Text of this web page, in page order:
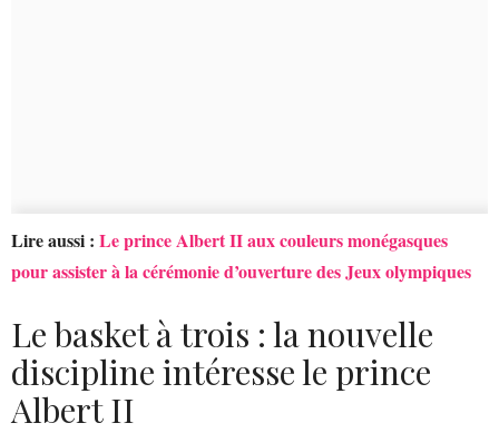
Lire aussi : Le prince Albert II aux couleurs monégasques
pour assister à la cérémonie d’ouverture des Jeux olympiques
Le basket à trois : la nouvelle
discipline intéresse le prince
Albert II